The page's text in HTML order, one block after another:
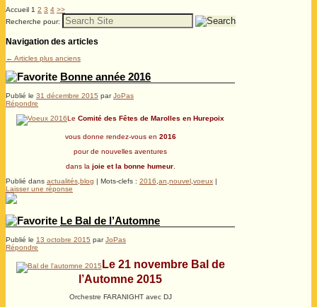
Accueil 1 2 3 4 >>
Recherche pour:
Navigation des articles
← Articles plus anciens
Bonne année 2016
Publié le 31 décembre 2015 parJoPas
Répondre
Le Comité des Fêtes de Marolles en Hurepoix
vous donne rendez-vous en 2016
pour de nouvelles aventures
dans la joie et la bonne humeur.
Publié dans actualités,blog Mots-clefs : 2016,an,nouvel ,voeux
Laisser une réponse
Le Bal de l’Automne
Publié le 13 octobre 2015 parJoPas
Répondre
Le 21 novembre Bal de
l’Automne 2015
Orchestre FARANIGHT avec DJ